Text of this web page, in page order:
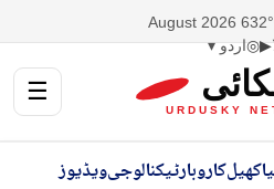
6 August 2026
▶
◎اردو ▾
URDUSKY
☰
کھیلکاروبارٹیکنالوجیویڈیوز